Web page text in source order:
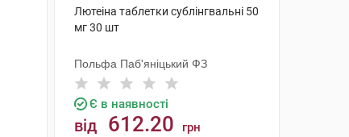
Лютеіна таблетки сублінгвальні 50
мг 30 шт
Польфа Паб'яніцький ФЗ
Є в наявності
від 612.20 грн